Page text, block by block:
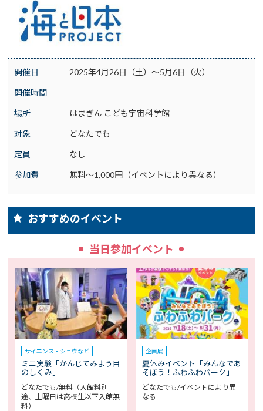
開催日 2025年4月26日（土）～5月6日（火）
開催時間
場所 はまぎん こども宇宙科学館
対象 どなたでも
定員 なし
参加費 無料～1,000円（イベントにより異なる）
おすすめのイベント
当日参加イベント
サイエンス・ショウなど
ミニ実験「かんじてみよう目
のしくみ」
どなたでも/無料（入館料別
途、土曜日は高校生以下入館無
料）
企画展
夏休みイベント「みんなであ
そぼう！ふわふわパーク」
どなたでも/イベントにより異
なる